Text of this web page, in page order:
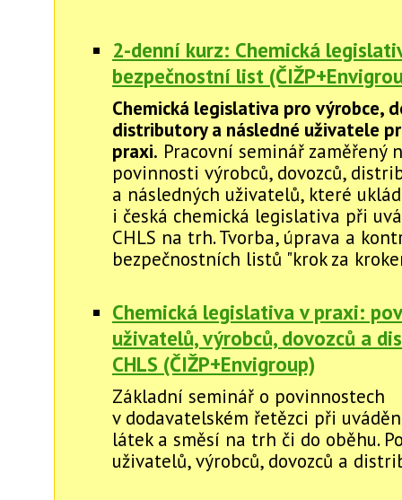
2-denní kurz: Chemická
bezpečnostní list
Chemická legislativa pro výrobce,
distributory a následné uživatele
praxi. Pracovní seminář zaměřený
povinnosti výrobců, dovozců,
a následných uživatelů, které
i česká chemická legislativa při
CHLS na trh. Tvorba, úprava a
bezpečnostních listů "krok za
Chemická legislativa v praxi:
uživatelů, výrobců, dovozců a
CHLS (ČIŽP+Envigroup)
Základní seminář o povinnostech
v dodavatelském řetězci při
látek a směsí na trh či do oběhu.
uživatelů, výrobců, dovozců a